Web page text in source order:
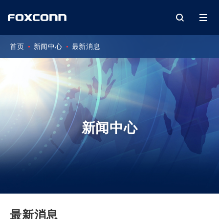
新闻中心
首页 新闻中心 最新消息
最新消息